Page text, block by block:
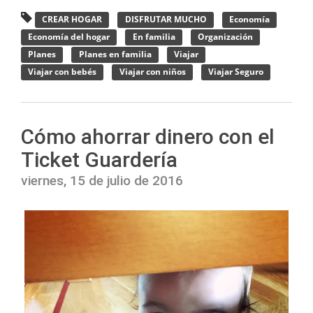
CREAR HOGAR DISFRUTAR MUCHO
Economía
Economía del hogar
En familia
Organización
Planes
Planes en familia
Viajar
Viajar con bebés
Viajar con niños Viajar Seguro
Cómo ahorrar dinero con el
Ticket Guardería
viernes, 15 de julio de 2016